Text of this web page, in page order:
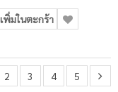
เพิ่มในตะกร้า
2 3 4 5